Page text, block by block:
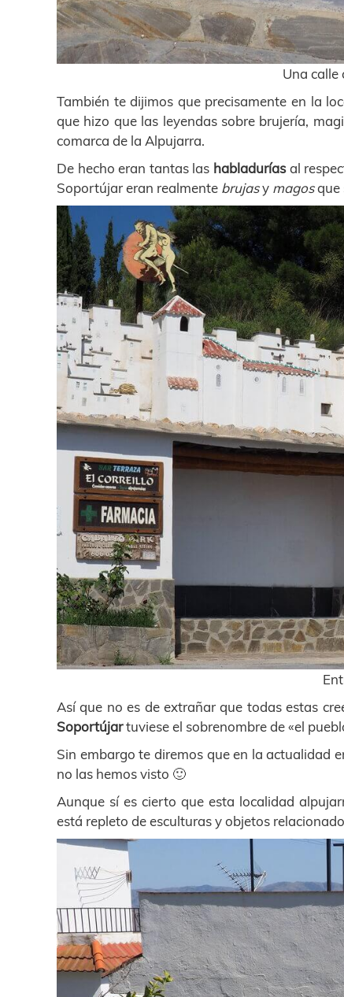
Una
También te dijimos que precisamente en la
que hizo que las leyendas sobre brujería,
comarca de la Alpujarra.
De hecho eran tantas las habladuríasal
Soportújar eran realmente brujasy magosque
Así que no es de extrañar que todas estas
Soportújartuviese el sobrenombre de «el
Sin embargo te diremos que en la actualidad
no las hemos visto 🙂
Aunque sí es cierto que esta localidad
está repleto de esculturas y objetos